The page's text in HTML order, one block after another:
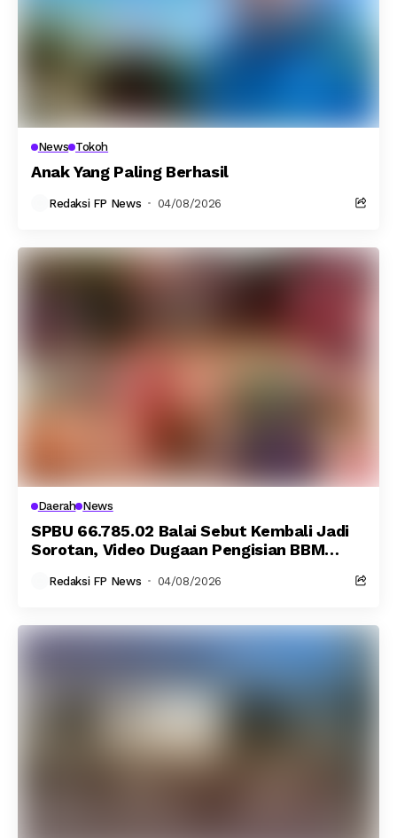
News Tokoh
Anak Yang Paling Berhasil
Redaksi FP News 04/08/2026
Daerah News
SPBU 66.785.02 Balai Sebut Kembali Jadi
Sorotan, Video Dugaan Pengisian BBM
Redaksi FP News 04/08/2026